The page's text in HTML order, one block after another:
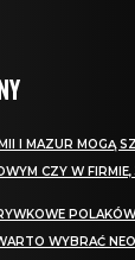
I MAZUR MOGĄ
CZY W
POLAKÓW
WYBRAĆ